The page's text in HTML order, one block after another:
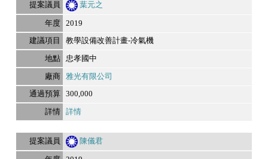
葉元之
2019
教學設備改善計畫-冷氣機
忠孝國中
雅光有限公司
300,000
詳情
陳儀君